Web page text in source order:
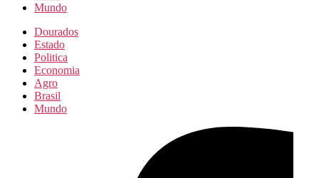
Mundo
Dourados
Estado
Politica
Economia
Agro
Brasil
Mundo